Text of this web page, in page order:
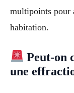
multipoints pour
habitation.
Peut-on
une